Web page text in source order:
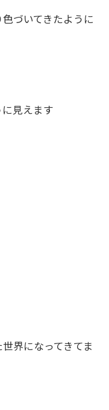
づいてきたように
見えます
界になってきてま